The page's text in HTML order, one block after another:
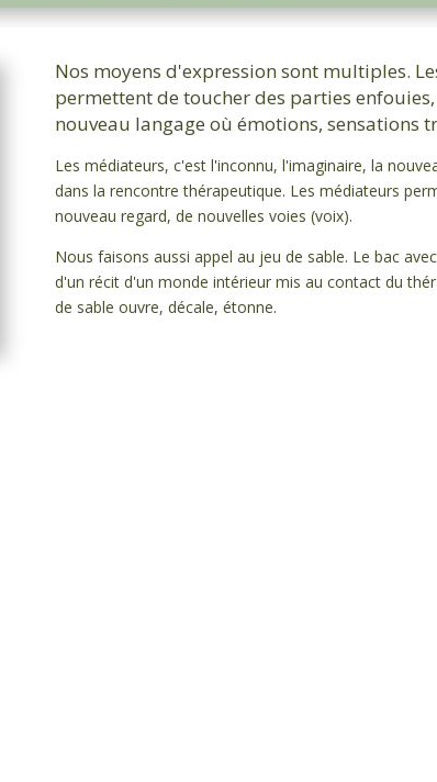
Nos moyens d'expression sont multiples.
permettent de toucher des parties
nouveau langage où émotions, sensations
Les médiateurs, c'est l'inconnu, l'imaginaire, la
dans la rencontre thérapeutique. Les médiateurs
nouveau regard, de nouvelles voies (voix).
Nous faisons aussi appel au jeu de sable. Le bac
d'un récit d'un monde intérieur mis au contact du
de sable ouvre, décale, étonne.